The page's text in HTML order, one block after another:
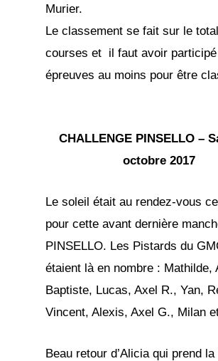
Murier.
Le classement se fait sur le
courses et il faut avoir
épreuves au moins pour être
CHALLENGE PINSELLO –
octobre 2017
Le soleil était au rendez-vous
pour cette avant dernière
PINSELLO. Les Pistards du
étaient là en nombre : Mathilde,
Baptiste, Lucas, Axel R., Yan,
Vincent, Alexis, Axel G., Milan
Beau retour d’Alicia qui prend la